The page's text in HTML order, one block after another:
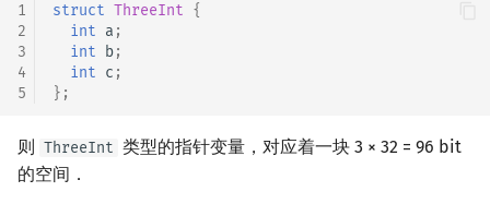
DP 优化
其它 DP 方法
后缀树
Manacher
回文树 二次剩余
线性规划
抽象代数
概率论
二叉搜索树 & 平衡树
跳表
可持久化数据结构
最小环
2-SAT
欧拉图
Garsia–Wachs 算法
15-puzzle
Kahan 求和
1
2
3
4
5
struct ThreeInt {
int a ;
int
b;
int c ;
};
则 ThreeInt 类型的指针变量，对应着一块 3 × 32 = 96 bit
的空间．